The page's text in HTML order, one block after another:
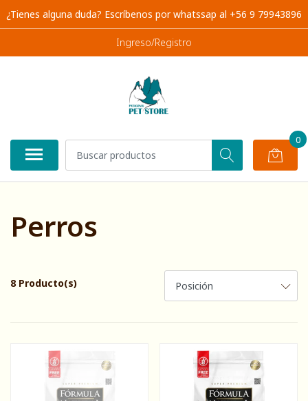
¿Tienes alguna duda? Escríbenos por whatssap al +56 9 79943896
Ingreso/Registro
0
Perros
8 Producto(s)